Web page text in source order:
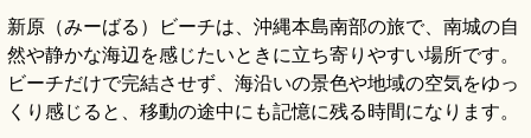
新原（みーばる）ビーチは、沖縄本島南部の旅で、南城の自
然や静かな海辺を感じたいときに立ち寄りやすい場所です。
ビーチだけで完結させず、海沿いの景色や地域の空気をゆっ
くり感じると、移動の途中にも記憶に残る時間になります。